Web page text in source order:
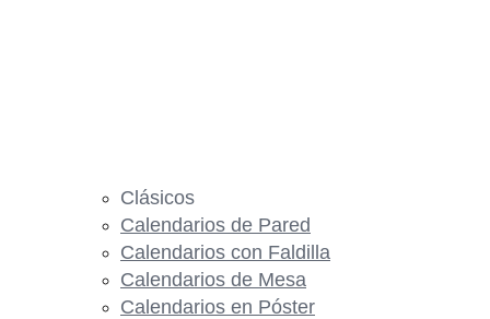
Clásicos
Calendarios de Pared
Calendarios con Faldilla
Calendarios de Mesa
Calendarios en Póster